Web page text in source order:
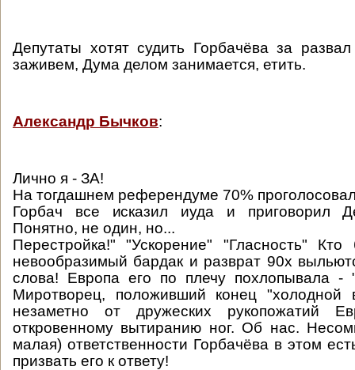
Депутаты хотят судить Горбачёва за
заживем, Дума делом занимается, етить.
Александр Бычков:
Лично я - ЗА!
На тогдашнем референдуме 70%
Горбач все исказил иуда и приговорил
Понятно, не один, но...
Перестройка!" "Ускорение" "Гласность"
невообразимый бардак и разврат 90х
слова! Европа его по плечу похлопывала -
Миротворец, положивший конец
незаметно от дружеских рукопожатий
откровенному вытиранию ног. Об нас.
малая) ответственности Горбачёва в этом
призвать его к ответу!